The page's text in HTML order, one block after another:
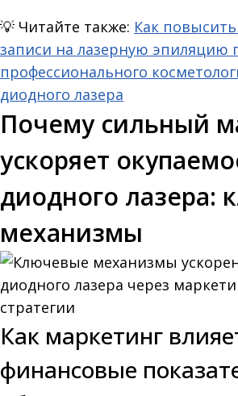
💡 Читайте также: Как
записи на лазерную эпиляцию
профессионального
диодного лазера
Почему сильный
ускоряет
диодного лазера:
механизмы
Как маркетинг
финансовые